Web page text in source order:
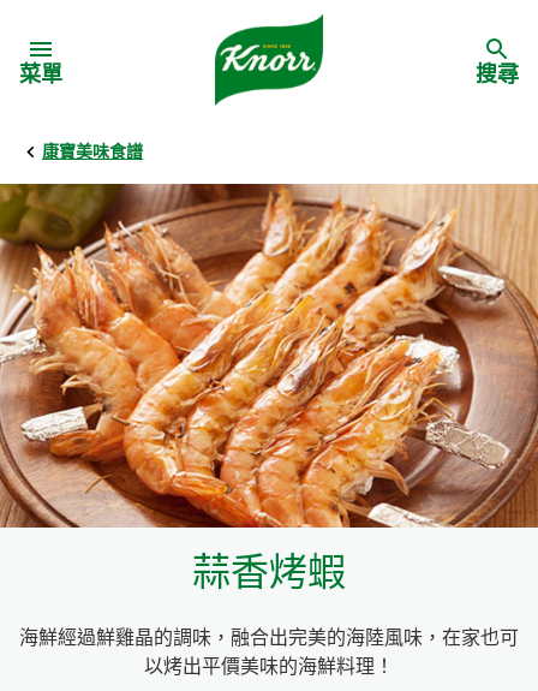
菜單 搜尋
康寶美味食譜
蒜香烤蝦
海鮮經過鮮雞晶的調味，融合出完美的海陸風味，在家也可
以烤出平價美味的海鮮料理！